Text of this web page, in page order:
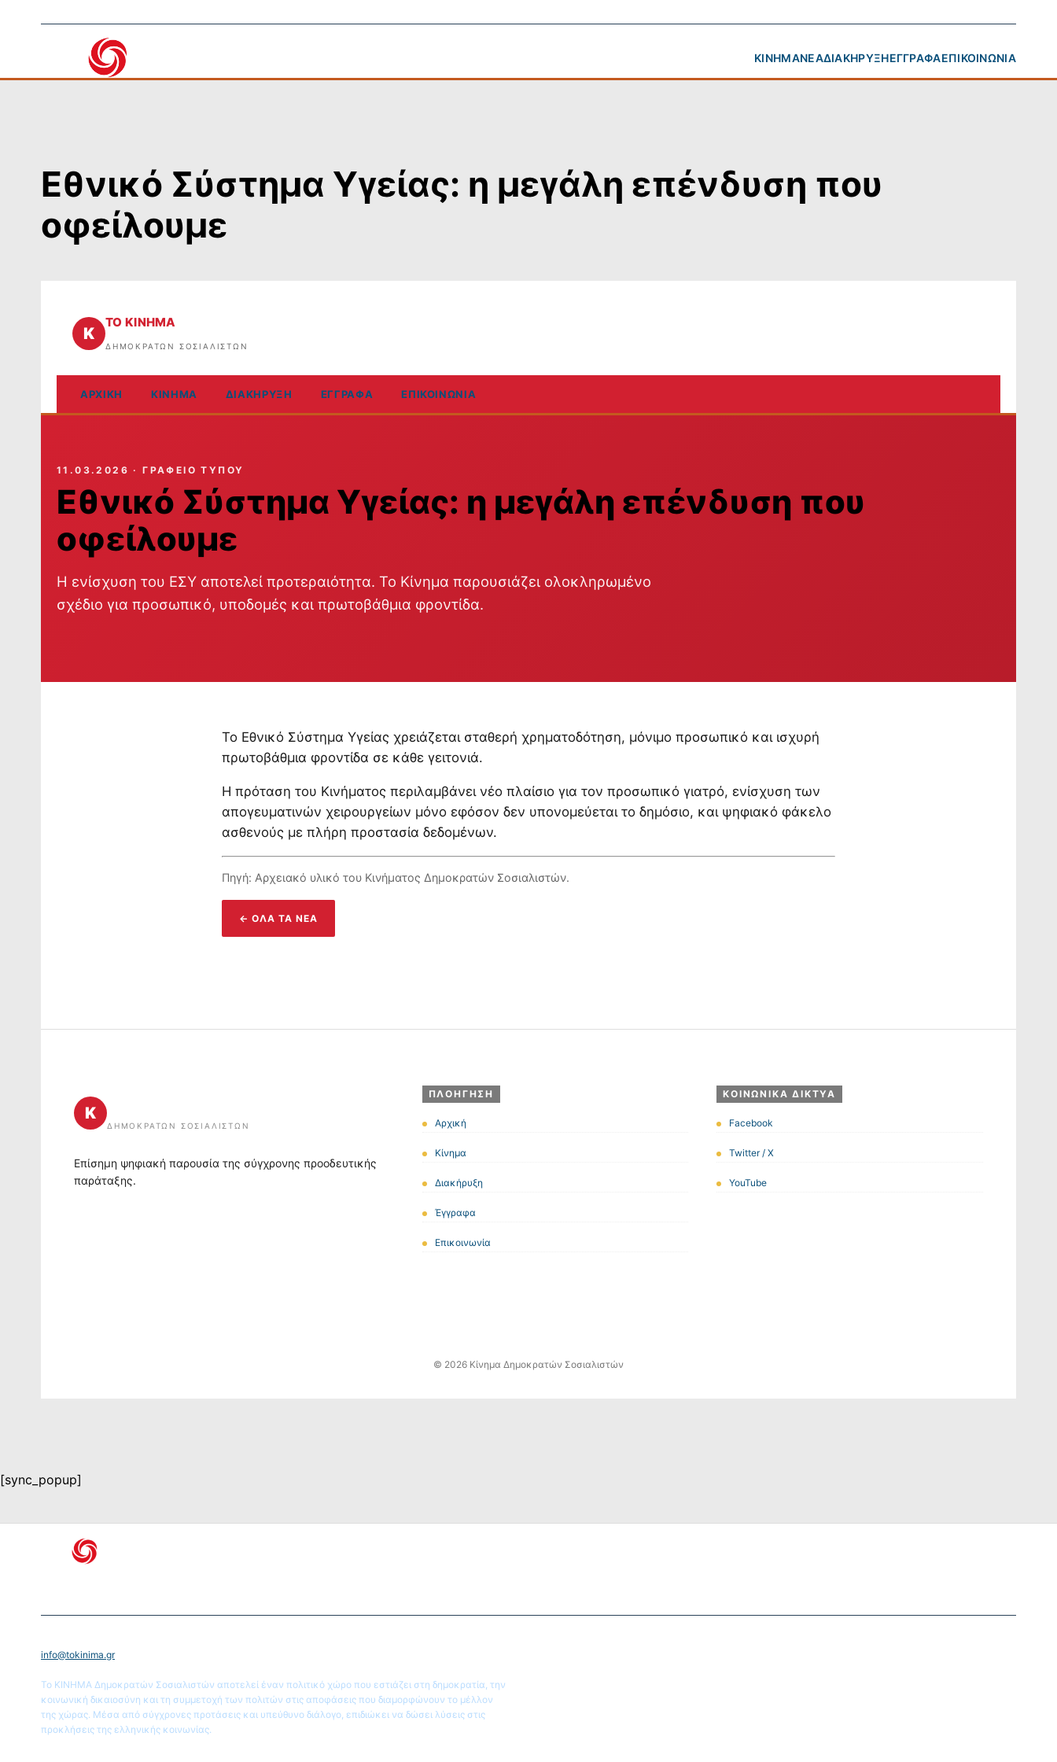
ΚΊΝΗΜΑΝΈΑΔΙΑΚΉΡΥΞΗΈΓΓΡΑΦΑΕΠΙΚΟΙΝΩΝΊΑ
Εθνικό Σύστημα Υγείας: η μεγάλη επένδυση που
οφείλουμε
Κ
ΤΟ ΚΙΝΗΜΑ
ΔΗΜΟΚΡΑΤΏΝ ΣΟΣΙΑΛΙΣΤΏΝ
ΑΡΧΙΚΉ ΚΊΝΗΜΑ ΔΙΑΚΉΡΥΞΗ ΈΓΓΡΑΦΑ ΕΠΙΚΟΙΝΩΝΊΑ
11.03.2026 · ΓΡΑΦΕΊΟ ΤΎΠΟΥ
Εθνικό Σύστημα Υγείας: η μεγάλη επένδυση που
οφείλουμε
Η ενίσχυση του ΕΣΥ αποτελεί προτεραιότητα. Το Κίνημα παρουσιάζει ολοκληρωμένο
σχέδιο για προσωπικό, υποδομές και πρωτοβάθμια φροντίδα.
Το Εθνικό Σύστημα Υγείας χρειάζεται σταθερή χρηματοδότηση, μόνιμο προσωπικό και ισχυρή
πρωτοβάθμια φροντίδα σε κάθε γειτονιά.
Η πρόταση του Κινήματος περιλαμβάνει νέο πλαίσιο για τον προσωπικό γιατρό, ενίσχυση των
απογευματινών χειρουργείων μόνο εφόσον δεν υπονομεύεται το δημόσιο, και ψηφιακό φάκελο
ασθενούς με πλήρη προστασία δεδομένων.
Πηγή: Αρχειακό υλικό του Κινήματος Δημοκρατών Σοσιαλιστών.
← ΌΛΑ ΤΑ ΝΈΑ
Κ
ΔΗΜΟΚΡΑΤΏΝ ΣΟΣΙΑΛΙΣΤΏΝ
Επίσημη ψηφιακή παρουσία της σύγχρονης προοδευτικής
παράταξης.
ΠΛΟΉΓΗΣΗ
Αρχική
Κίνημα
Διακήρυξη
Έγγραφα
Επικοινωνία
ΚΟΙΝΩΝΙΚΆ ΔΊΚΤΥΑ
Facebook
Twitter / X
YouTube
© 2026 Κίνημα Δημοκρατών Σοσιαλιστών
[sync_popup]
info@tokinima.gr
Το ΚΙΝΗΜΑ Δημοκρατών Σοσιαλιστών αποτελεί έναν πολιτικό χώρο που εστιάζει στη δημοκρατία, την
κοινωνική δικαιοσύνη και τη συμμετοχή των πολιτών στις αποφάσεις που διαμορφώνουν το μέλλον
της χώρας. Μέσα από σύγχρονες προτάσεις και υπεύθυνο διάλογο, επιδιώκει να δώσει λύσεις στις
προκλήσεις της ελληνικής κοινωνίας.